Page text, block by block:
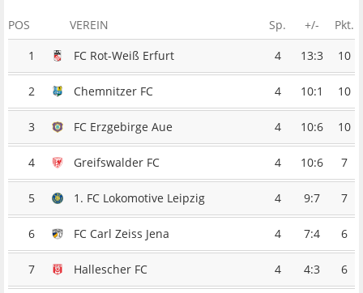
POS VEREIN Sp. +/-
Pkt.
1
FC Rot-Weiß Erfurt 4 13:3 10
2 Chemnitzer FC 4 10:1 10
3 FC Erzgebirge Aue 4 10:6 10
4 Greifswalder FC 4 10:6 7
5 1. FC Lokomotive Leipzig 4 9:7 7
6 FC Carl Zeiss Jena 4 7:4 6
7 Hallescher FC 4 4:3 6